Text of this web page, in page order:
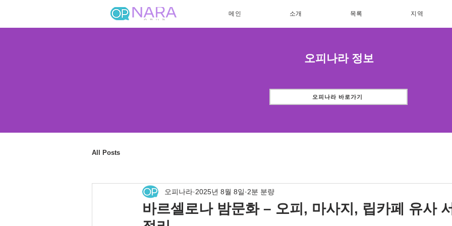
메인 소개 목록 지역
오피나라 정보
오피나라 바로가기
All Posts
바르셀로나 밤문화 – 오피, 마사지, 립카페 유사
오피나라 2025년 8월 8일 2분 분량